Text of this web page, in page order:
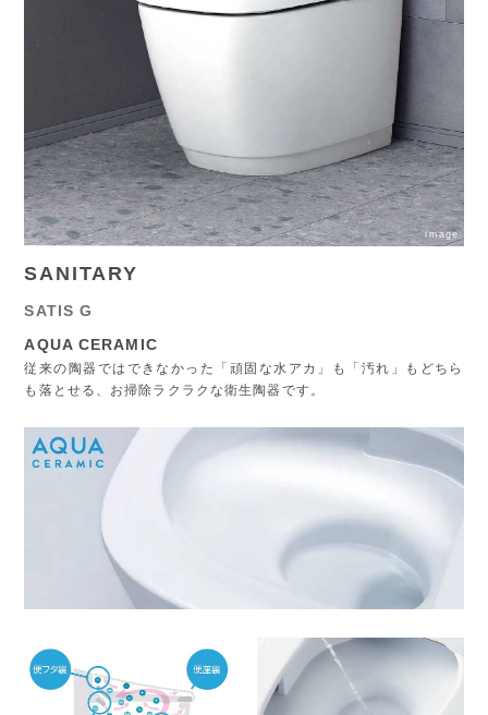
image
SANITARY
SATIS G
AQUA CERAMIC
従来の陶器ではできなかった「頑固な水アカ」も「汚れ」もどちら
も落とせる、お掃除ラクラクな衛生陶器です。